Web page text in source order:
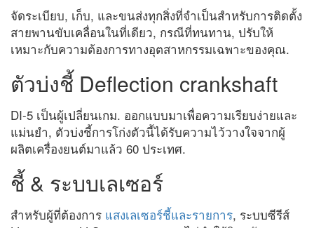
จัดระเบียบ, เก็บ, และขนส่งทุกสิ่งที่จำเป็นสำหรับการติดตั้ง
สายพานขับเคลื่อนในที่เดียว, กรณีที่ทนทาน, ปรับให้
เหมาะกับความต้องการทางอุตสาหกรรมเฉพาะของคุณ.
ตัวบ่งชี้ Deflection crankshaft
DI-5 เป็นผู้เปลี่ยนเกม. ออกแบบมาเพื่อความเรียบง่ายและ
แม่นยำ, ตัวบ่งชี้การโก่งตัวนี้ได้รับความไว้วางใจจากผู้
ผลิตเครื่องยนต์มาแล้ว 60 ประเทศ.
ชี้ & ระบบเลเซอร์
สำหรับผู้ที่ต้องการ แสงเลเซอร์ชี้และรายการ, ระบบซีรีส์